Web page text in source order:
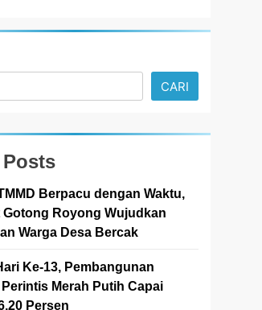
CARI
Berpacu dengan Waktu,
Gotong Royong Wujudkan
Warga Desa Bercak
Ke-13, Pembangunan
Merah Putih Capai
Persen